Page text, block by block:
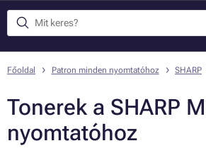
Főoldal Patron minden nyomtatóhoz SHARP
Tonerek a SHARP
nyomtatóhoz